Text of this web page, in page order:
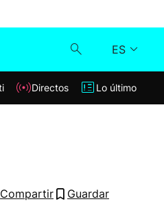
ES
Klisk
Directos Lo último
Compartir Guardar